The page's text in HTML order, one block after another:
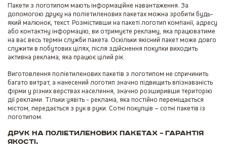
Пакети з логотипом мають інформаційне навантаження. За
допомогою друку на поліетиленових пакетах можна зробити будь-
який малюнок, текст. Розмістивши на пакеті логотип компанії, адресу
або контактну інформацію, ви отримуєте рекламу, яка працюватиме
на вас весь термін служби пакета. Оскільки якісний пакет може довго
служити в побутових цілях, після здійснення покупки виходить
активна реклама, яка працює цілий рік.
Виготовлення поліетиленових пакетів з логотипом не спричинить
багато витрат, а нанесений логотип значно підвищить впізнаваність
фірми у різних верствах населення, значно розширивши територію
дії реклами. Тільки уявіть - реклама, яка постійно переміщається
містом, передається з рук в руки. Сотні покупців – сотні пакетів із
логотипом.
Друк на поліетиленових пакетах – гарантія
якості.